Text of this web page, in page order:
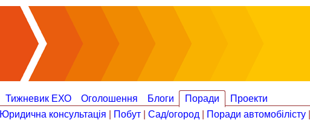
Тижневик ЕХО Оголошення Блоги Поради
Проекти
Юридична консультація Побут Сад/огород Поради автомобілісту